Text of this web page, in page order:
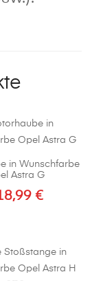
in Wunschfarbe
Astra G
€